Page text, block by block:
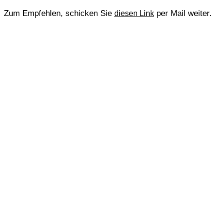
Zum Empfehlen, schicken Sie diesen Link per Mail weiter.